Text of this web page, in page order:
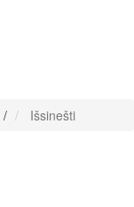
/ Išsinešti